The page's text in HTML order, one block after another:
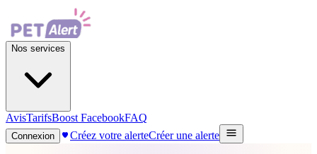
Nos services
AvisTarifsBoost FacebookFAQ
Connexion Créez votre alerteCréer une alerte